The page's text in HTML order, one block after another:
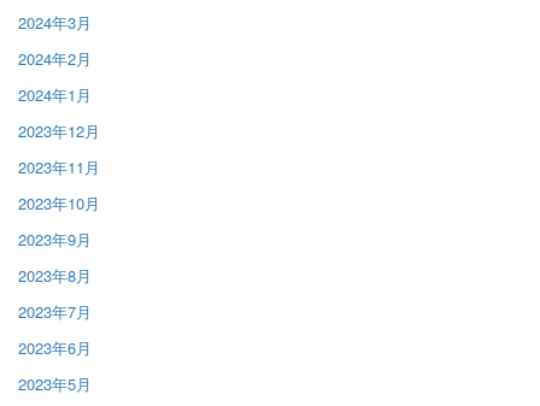
2024年3月
2024年2月
2024年1月
2023年12月
2023年11月
2023年10月
2023年9月
2023年8月
2023年7月
2023年6月
2023年5月